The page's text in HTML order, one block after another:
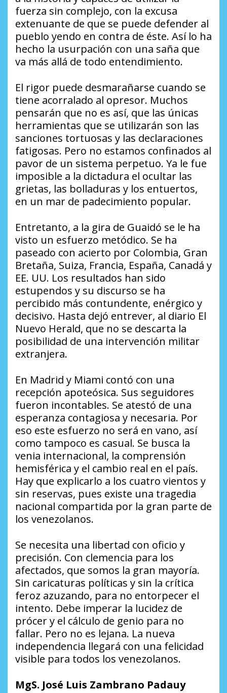
fuerza sin complejo, con la excusa
extenuante de que se puede defender al
pueblo yendo en contra de éste. Así lo ha
hecho la usurpación con una saña que
va más allá de todo entendimiento.
El rigor puede desmarañarse cuando se
tiene acorralado al opresor. Muchos
pensarán que no es así, que las únicas
herramientas que se utilizarán son las
sanciones tortuosas y las declaraciones
fatigosas. Pero no estamos confinados al
pavor de un sistema perpetuo. Ya le fue
imposible a la dictadura el ocultar las
grietas, las bolladuras y los entuertos,
en un mar de padecimiento popular.
Entretanto, a la gira de Guaidó se le ha
visto un esfuerzo metódico. Se ha
paseado con acierto por Colombia, Gran
Bretaña, Suiza, Francia, España, Canadá y
EE. UU. Los resultados han sido
estupendos y su discurso se ha
percibido más contundente, enérgico y
decisivo. Hasta dejó entrever, al diario El
Nuevo Herald, que no se descarta la
posibilidad de una intervención militar
extranjera.
En Madrid y Miami contó con una
recepción apoteósica. Sus seguidores
fueron incontables. Se atestó de una
esperanza contagiosa y necesaria. Por
eso este esfuerzo no será en vano, así
como tampoco es casual. Se busca la
venia internacional, la comprensión
hemisférica y el cambio real en el país.
Hay que explicarlo a los cuatro vientos y
sin reservas, pues existe una tragedia
nacional compartida por la gran parte de
los venezolanos.
Se necesita una libertad con oficio y
precisión. Con clemencia para los
afectados, que somos la gran mayoría.
Sin caricaturas políticas y sin la crítica
feroz azuzando, para no entorpecer el
intento. Debe imperar la lucidez de
prócer y el cálculo de genio para no
fallar. Pero no es lejana. La nueva
independencia llegará con una felicidad
visible para todos los venezolanos.
MgS. José Luis Zambrano Padauy